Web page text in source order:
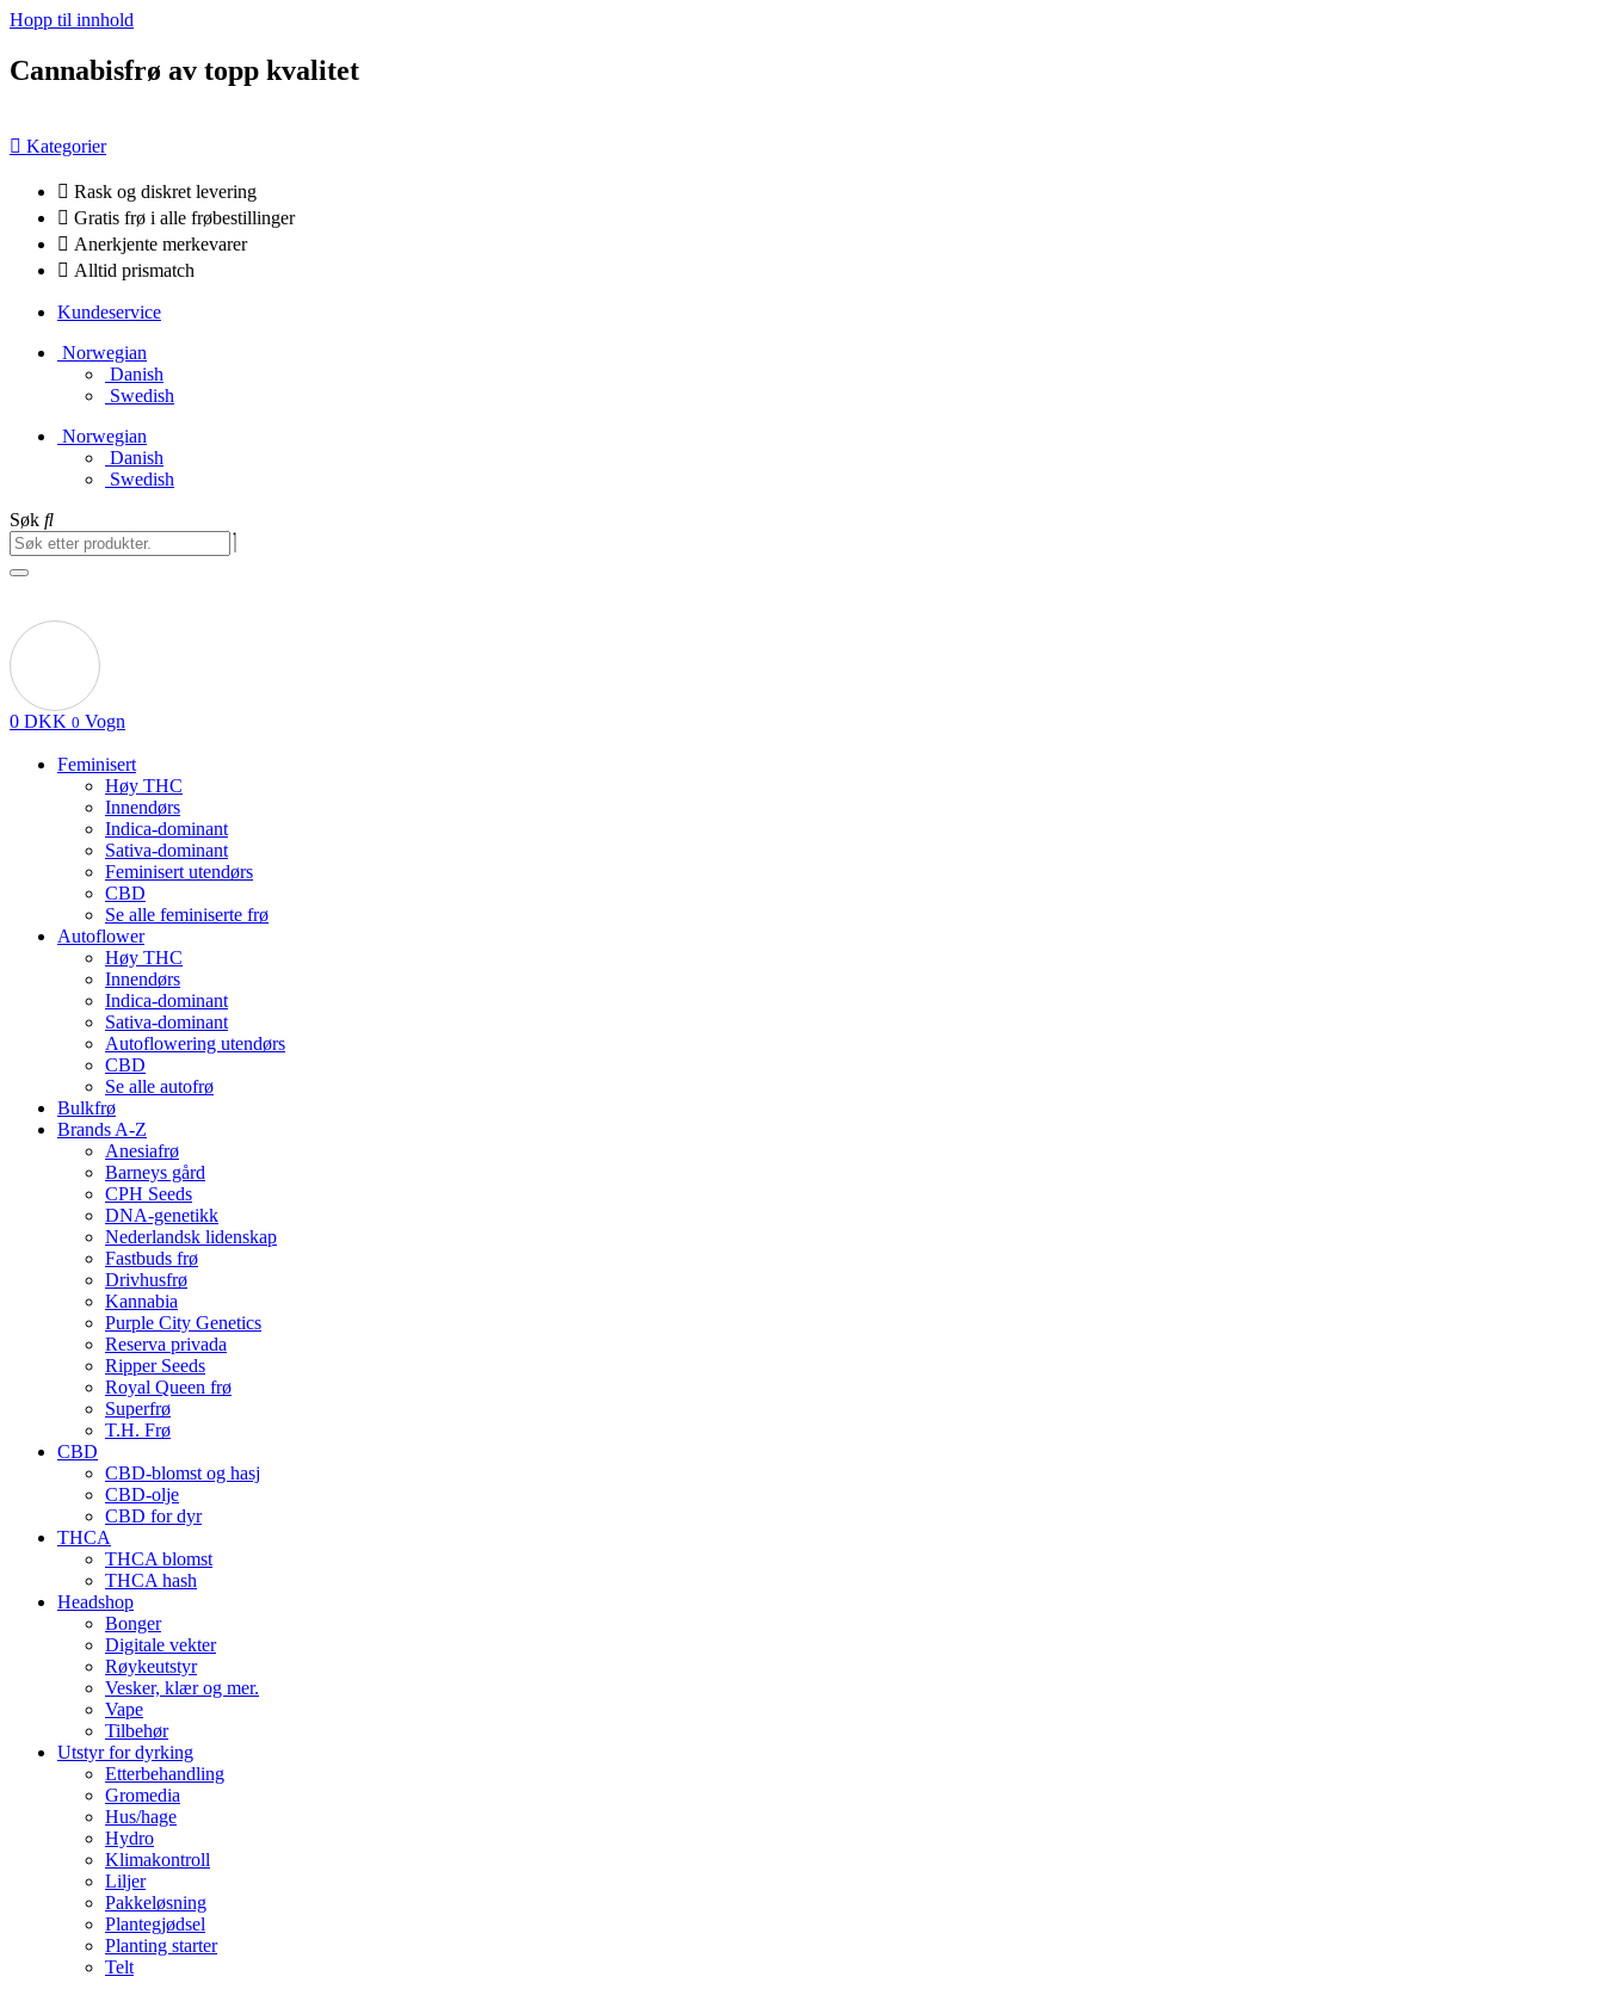
Hopp til innhold
Cannabisfrø av topp kvalitet
Kategorier
Rask og diskret levering
Gratis frø i alle frøbestillinger
Anerkjente merkevarer
Alltid prismatch
Kundeservice
Norwegian
Danish
Swedish
Norwegian
Danish
Swedish
Søk
0 DKK 0 Vogn
Feminisert
Høy THC
Innendørs
Indica-dominant
Sativa-dominant
Feminisert utendørs
CBD
Se alle feminiserte frø
Autoflower
Høy THC
Innendørs
Indica-dominant
Sativa-dominant
Autoflowering utendørs
CBD
Se alle autofrø
Bulkfrø
Brands A-Z
Anesiafrø
Barneys gård
CPH Seeds
DNA-genetikk
Nederlandsk lidenskap
Fastbuds frø
Drivhusfrø
Kannabia
Purple City Genetics
Reserva privada
Ripper Seeds
Royal Queen frø
Superfrø
T.H. Frø
CBD
CBD-blomst og hasj
CBD-olje
CBD for dyr
THCA
THCA blomst
THCA hash
Headshop
Bonger
Digitale vekter
Røykeutstyr
Vesker, klær og mer.
Vape
Tilbehør
Utstyr for dyrking
Etterbehandling
Gromedia
Hus/hage
Hydro
Klimakontroll
Liljer
Pakkeløsning
Plantegjødsel
Planting starter
Telt